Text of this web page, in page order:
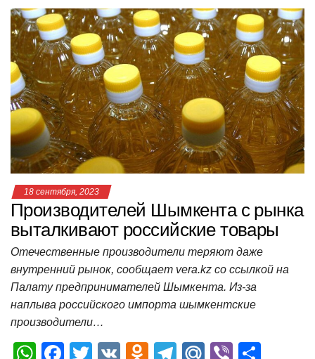
at
s
A
p
p
c
e
b
o
o
k
tt
er
n
o
kl
a
ss
ni
ki
e
gr
a
m
.R
u
er п
р
а
в
и
т
ь
18 сентября, 2023
Производителей Шымкента с рынка
выталкивают российские товары
Отечественные производители теряют даже
внутренний рынок, сообщает vera.kz со ссылкой на
Палату предпринимателей Шымкента. Из-за
наплыва российского импорта шымкентские
производители…
W F
T
V
O
T
M Vi